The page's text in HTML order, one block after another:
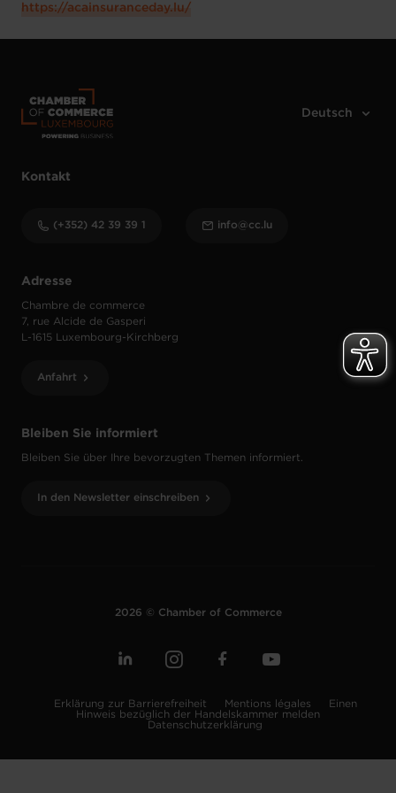
https://acainsuranceday.lu/
Bleiben Sie informiert
Bleiben Sie über Ihre bevorzugten Themen informiert.
In den Newsletter einschreiben
Adresse
Chambre de commerce
7, rue Alcide de Gasperi
L-1615 Luxembourg-Kirchberg
Anfahrt
Kontakt
(+352) 42 39 39 1 info@cc.lu
2026 © Chamber of Commerce
Erklärung zur Barrierefreiheit Mentions légales
Einen
Hinweis bezüglich der Handelskammer melden
Datenschutzerklärung